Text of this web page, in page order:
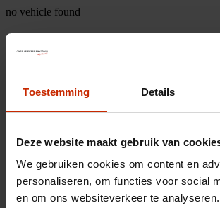
Toestemming Details
Deze website maakt gebruik van
We gebruiken cookies om content en
personaliseren, om functies voor social
en om ons websiteverkeer te
no vehicle found